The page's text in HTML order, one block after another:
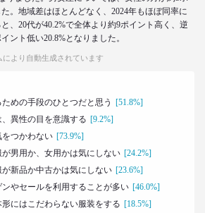
トレンド 連載②--
員/コピーライター
トレンド 連載①--
員/コピーライター
イヤー･伊織もえさんに聞く 仮装とは
コスプレイヤー｣の世界
。地域差はほとんどなく、2024年もほぼ同率に
、20代が40.2%で全体より約9ポイント高く、逆
ント低い20.8%となりました。
より自動生成されています
めの手段のひとつだと思う
[51.8%]
異性の目を意識する [9.2%]
つかわない [73.9%]
男用か、女用かは気にしない [24.2%]
新品か中古かは気にしない [23.6%]
やセールを利用することが多い [46.0%]
にはこだわらない服装をする [18.5%]